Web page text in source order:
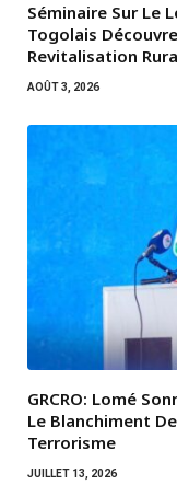
Séminaire Sur Le
Togolais
Revitalisation
AOÛT 3, 2026
GRCRO: Lomé
Le Blanchiment
Terrorisme
JUILLET 13, 2026